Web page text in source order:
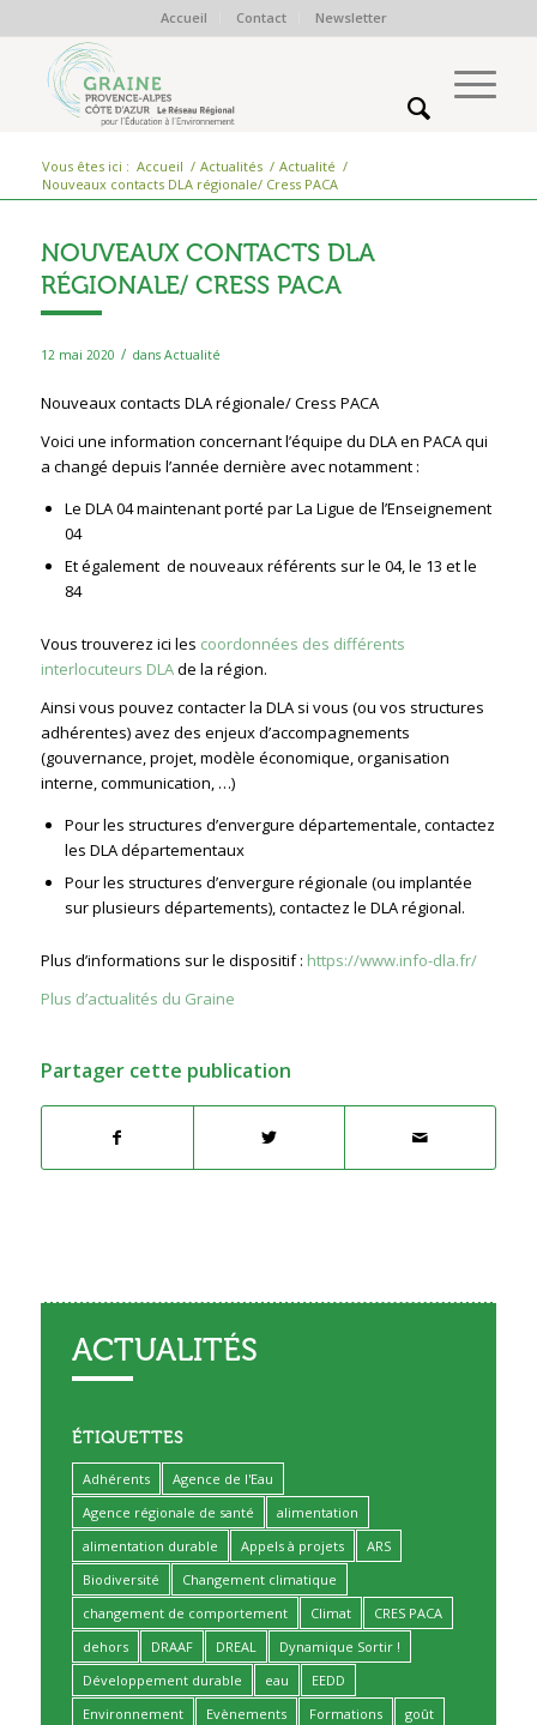
Accueil Contact Newsletter
Vous êtes ici : Accueil / Actualités / Actualité /
Nouveaux contacts DLA régionale/ Cress PACA
NOUVEAUX CONTACTS DLA
RÉGIONALE/ CRESS PACA
12 mai 2020 / dans Actualité
Nouveaux contacts DLA régionale/ Cress PACA
Voici une information concernant l’équipe du DLA en PACA qui
a changé depuis l’année dernière avec notamment :
Le DLA 04 maintenant porté par La Ligue de l’Enseignement
04
Et également de nouveaux référents sur le 04, le 13 et le
84
Vous trouverez ici les coordonnées des différents
interlocuteurs DLAde la région.
Ainsi vous pouvez contacter la DLA si vous (ou vos structures
adhérentes) avez des enjeux d’accompagnements
(gouvernance, projet, modèle économique, organisation
interne, communication, …)
Pour les structures d’envergure départementale, contactez
les DLA départementaux
Pour les structures d’envergure régionale (ou implantée
sur plusieurs départements), contactez le DLA régional.
Plus d’informations sur le dispositif : https://www.info-dla.fr/
Plus d’actualités du Graine
Partager cette publication
ACTUALITÉS
ÉTIQUETTES
Adhérents
Agence de l'Eau
Agence régionale de santé
alimentation
alimentation durable
Appels à projets
ARS
Biodiversité
Changement climatique
changement de comportement
Climat
CRES PACA
dehors
DRAAF DREAL
Dynamique Sortir !
Développement durable
eau
EEDD
Environnement
Evènements Formations
goût